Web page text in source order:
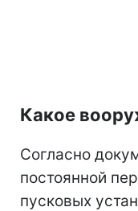
Какое
Согласно
постоянной
пусковых